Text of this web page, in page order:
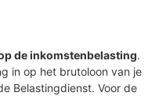
de inkomstenbelasting.
in op het brutoloon van je
Belastingdienst. Voor de